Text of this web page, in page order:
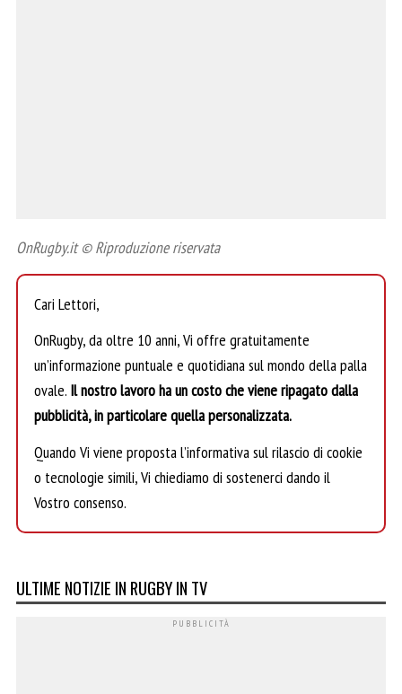
OnRugby.it © Riproduzione riservata
Cari Lettori,
OnRugby, da oltre 10 anni, Vi offre gratuitamente
un’informazione puntuale e quotidiana sul mondo della palla
ovale. Il nostro lavoro ha un costo che viene ripagato dalla
pubblicità, in particolare quella personalizzata.
Quando Vi viene proposta l’informativa sul rilascio di cookie
o tecnologie simili, Vi chiediamo di sostenerci dando il
Vostro consenso.
ULTIME NOTIZIE IN RUGBY IN TV